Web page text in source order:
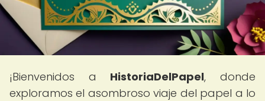
¡Bienvenidos a HistoriaDelPapel, donde
exploramos el asombroso viaje del papel a lo